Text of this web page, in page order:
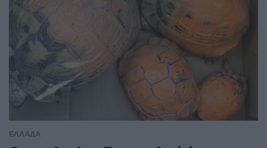
ΕΛΛΑΔΑ